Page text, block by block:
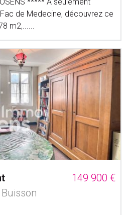
de Medecine, découvrez ce
m2,......
149 900 €